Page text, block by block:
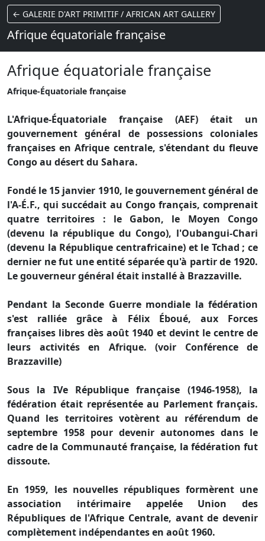
← GALERIE D'ART PRIMITIF / AFRICAN ART GALLERY
Afrique équatoriale française
Afrique équatoriale française
Afrique-Équatoriale française
L'Afrique-Équatoriale française (AEF) était un
gouvernement général de possessions coloniales
françaises en Afrique centrale, s'étendant du fleuve
Congo au désert du Sahara.
Fondé le 15 janvier 1910, le gouvernement général de
l'A-É.F., qui succédait au Congo français, comprenait
quatre territoires : le Gabon, le Moyen Congo
(devenu la république du Congo), l'Oubangui-Chari
(devenu la République centrafricaine) et le Tchad ; ce
dernier ne fut une entité séparée qu'à partir de 1920.
Le gouverneur général était installé à Brazzaville.
Pendant la Seconde Guerre mondiale la fédération
s'est ralliée grâce à Félix Éboué, aux Forces
françaises libres dès août 1940 et devint le centre de
leurs activités en Afrique. (voir Conférence de
Brazzaville)
Sous la IVe République française (1946-1958), la
fédération était représentée au Parlement français.
Quand les territoires votèrent au référendum de
septembre 1958 pour devenir autonomes dans le
cadre de la Communauté française, la fédération fut
dissoute.
En 1959, les nouvelles républiques formèrent une
association intérimaire appelée Union des
Républiques de l'Afrique Centrale, avant de devenir
complètement indépendantes en août 1960.